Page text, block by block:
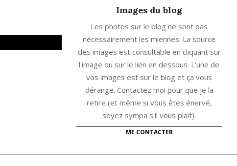
Images du blog
Les photos sur le blog ne sont pas
nécessairement les miennes. La source
des images est consultable en cliquant sur
l'image ou sur le lien en dessous. L'une de
vos images est sur le blog et ça vous
dérange. Contactez moi pour que je la
retire (et même si vous êtes énervé,
soyez sympa s'il vous plait).
ME CONTACTER